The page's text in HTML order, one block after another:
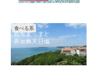
食べる系